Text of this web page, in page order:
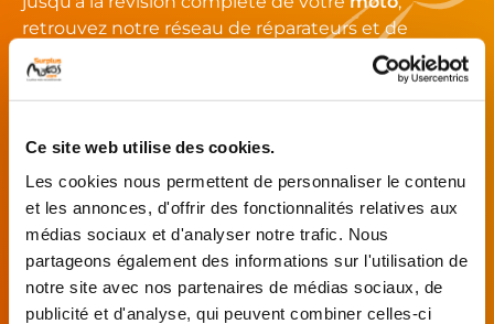
Ce site web utilise des cookies.
Les cookies nous permettent de personnaliser le contenu
et les annonces, d'offrir des fonctionnalités relatives aux
médias sociaux et d'analyser notre trafic. Nous
partageons également des informations sur l'utilisation de
notre site avec nos partenaires de médias sociaux, de
publicité et d'analyse, qui peuvent combiner celles-ci
retrouvez notre réseau de réparateurs et de
garages partenaires.
présente au garage.
J’effectue ma
directement auprès
du réparateur.
Mes pièces sont livrées et
montées chez le partenaire.